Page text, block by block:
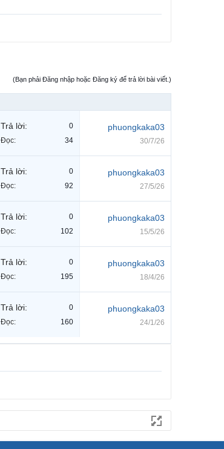
(Bạn phải Đăng nhập hoặc Đăng ký để trả lời bài viết.)
Trả lời:
0
Đọc:
34
phuongkaka03
30/7/26
Trả lời:
0
Đọc:
92
phuongkaka03
27/5/26
Trả lời:
0
Đọc:
102
phuongkaka03
15/5/26
Trả lời:
0
Đọc:
195
phuongkaka03
18/4/26
Trả lời:
0
Đọc:
160
phuongkaka03
24/1/26